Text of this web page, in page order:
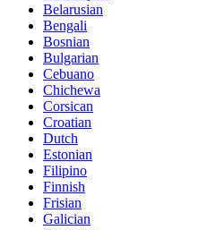
Belarusian
Bengali
Bosnian
Bulgarian
Cebuano
Chichewa
Corsican
Croatian
Dutch
Estonian
Filipino
Finnish
Frisian
Galician